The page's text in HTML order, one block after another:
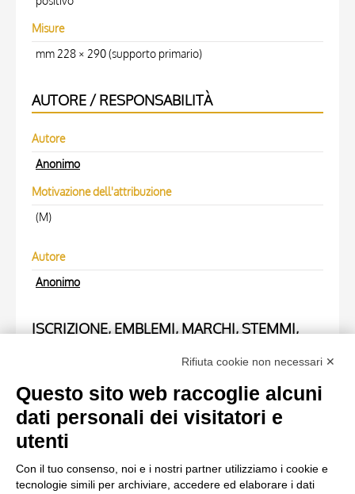
Misure
mm 228 × 290 (supporto primario)
AUTORE / RESPONSABILITÀ
Autore
Anonimo
Motivazione dell'attribuzione
(M)
Autore
Anonimo
ISCRIZIONE, EMBLEMI, MARCHI, STEMMI,
S.3628 San Gennaro (Lucca)
Rifiuta cookie non necessari ✕
Questo sito web raccoglie alcuni
dati personali dei visitatori e
utenti
Con il tuo consenso, noi e i nostri partner utilizziamo i cookie e
tecnologie simili per archiviare, accedere ed elaborare i dati